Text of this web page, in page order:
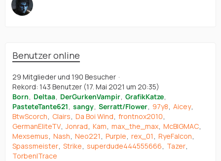
Benutzer online
29 Mitglieder und 190 Besucher
Rekord: 143 Benutzer (17. Mai 2021 um 20:35)
Born
Deltaa DerGurkenVampir GrafikKatze
PasteteTante621 sangy Serratt/Flower 97y8 Aicey
BtwScorch
Clairs Da Boi Wind frontnox2010
GermanEliteTV Jonrad Kam max_the_max McBIGMAC
Mexsemus Nash Neo221 Purple rex_01
RyeFalcon
Spassmeister Strike superdude444555666
Tazer
Torben|Trace